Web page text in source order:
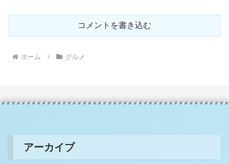
コメントを書き込む
ホーム グルメ
アーカイブ